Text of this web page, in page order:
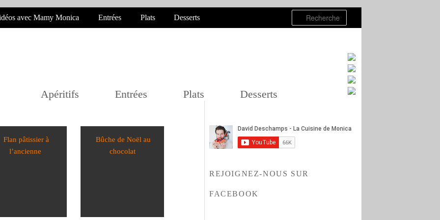
Monica en 2008
avec Mamy Monica Entrées Plats Desserts
Apéritifs Entrées Plats Desserts
Flan pâtissier à
l’ancienne
Bûche de Noël au
chocolat
REJOIGNEZ-NOUS SUR
FACEBOOK